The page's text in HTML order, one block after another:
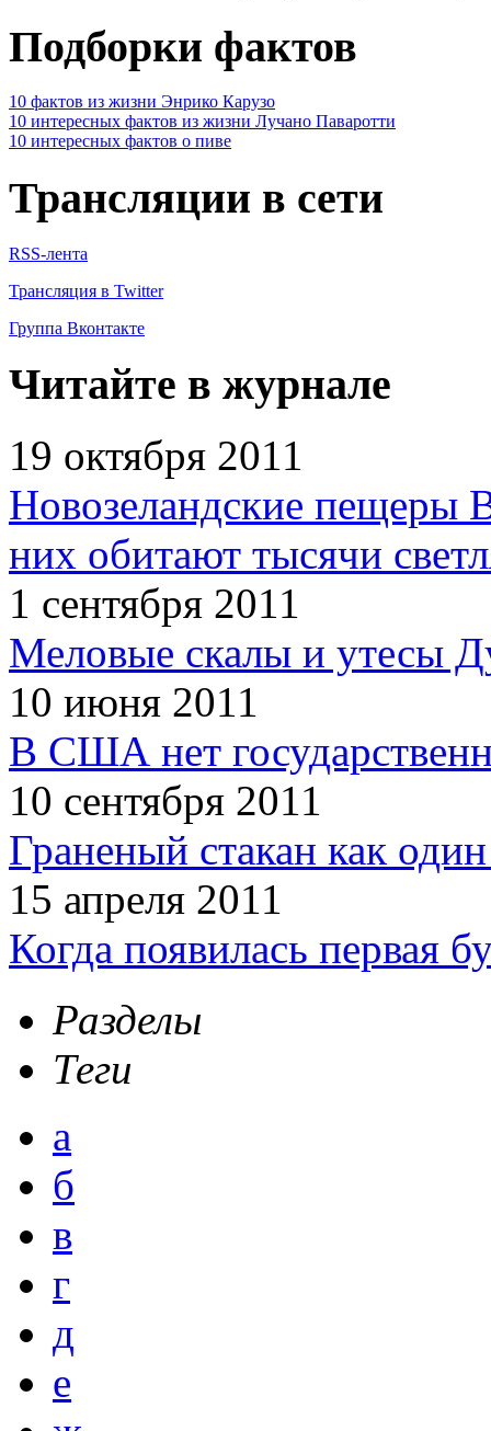
Подборки фактов
10 фактов из жизни Энрико Карузо
10 интересных фактов из жизни Лучано Паваротти
10 интересных фактов о пиве
Трансляции в сети
RSS-лента
Трансляция в Twitter
Группа Вконтакте
Читайте в журнале
19 октября 2011
Новозеландские пещеры
них обитают тысячи
1 сентября 2011
Меловые скалы и утесы
10 июня 2011
В США нет
10 сентября 2011
Граненый стакан как
15 апреля 2011
Когда появилась первая
Разделы
Теги
а
б
в
г
д
е